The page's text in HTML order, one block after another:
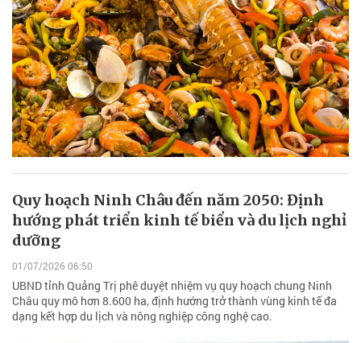
Quy hoạch Ninh Châu đến năm 2050: Định
hướng phát triển kinh tế biển và du lịch nghỉ
dưỡng
01/07/2026 06:50
UBND tỉnh Quảng Trị phê duyệt nhiệm vụ quy hoạch chung Ninh
Châu quy mô hơn 8.600 ha, định hướng trở thành vùng kinh tế đa
dạng kết hợp du lịch và nông nghiệp công nghệ cao.